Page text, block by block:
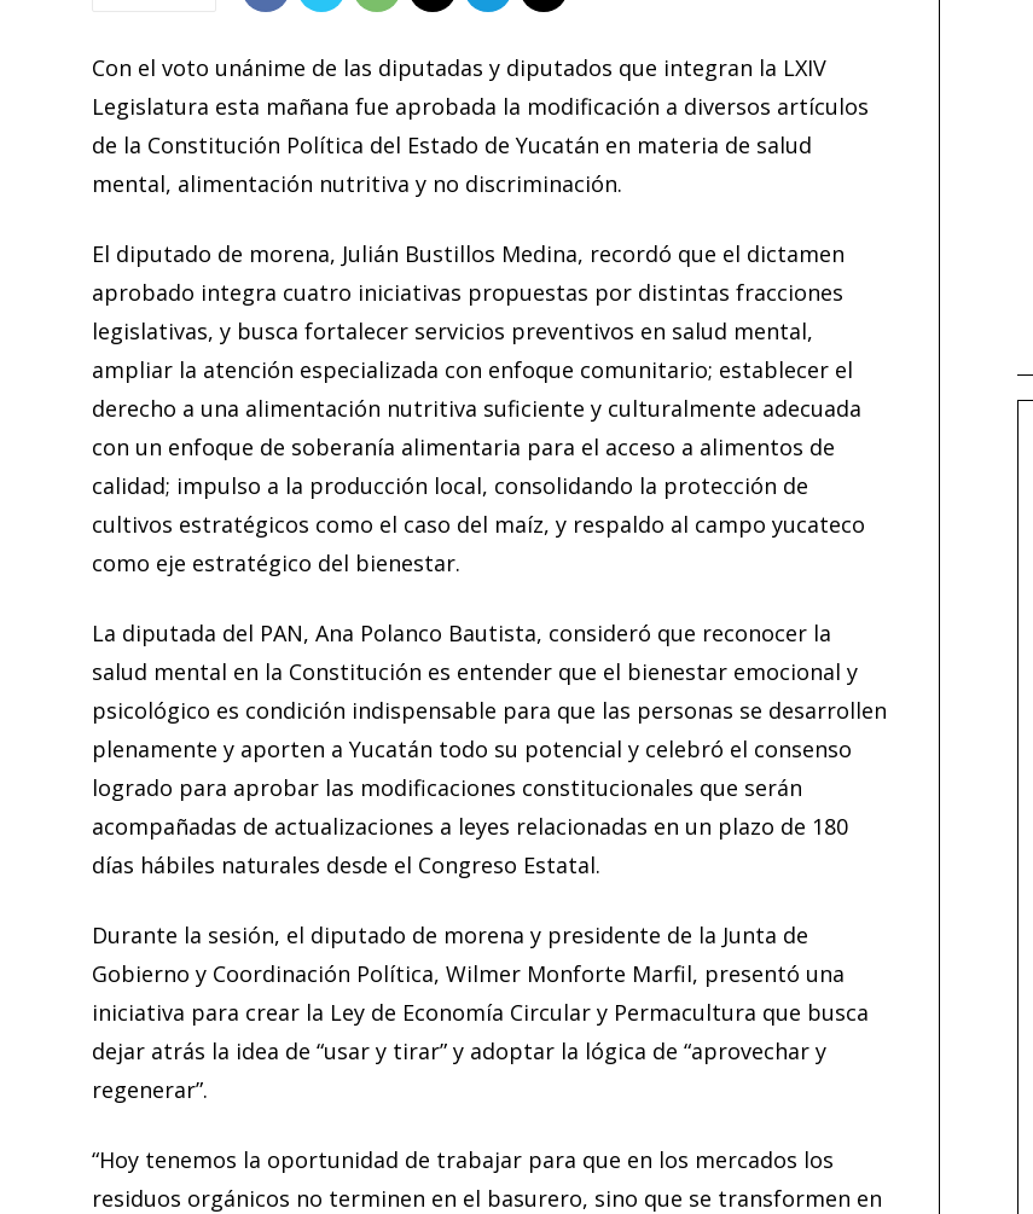
Con el voto unánime de las diputadas y diputados que integran la LXIV
Legislatura esta mañana fue aprobada la modificación a diversos artículos
de la Constitución Política del Estado de Yucatán en materia de salud
mental, alimentación nutritiva y no discriminación.
El diputado de morena, Julián Bustillos Medina, recordó que el dictamen
aprobado integra cuatro iniciativas propuestas por distintas fracciones
legislativas, y busca fortalecer servicios preventivos en salud mental,
ampliar la atención especializada con enfoque comunitario; establecer el
derecho a una alimentación nutritiva suficiente y culturalmente adecuada
con un enfoque de soberanía alimentaria para el acceso a alimentos de
calidad; impulso a la producción local, consolidando la protección de
cultivos estratégicos como el caso del maíz, y respaldo al campo yucateco
como eje estratégico del bienestar.
La diputada del PAN, Ana Polanco Bautista, consideró que reconocer la
salud mental en la Constitución es entender que el bienestar emocional y
psicológico es condición indispensable para que las personas se desarrollen
plenamente y aporten a Yucatán todo su potencial y celebró el consenso
logrado para aprobar las modificaciones constitucionales que serán
acompañadas de actualizaciones a leyes relacionadas en un plazo de 180
días hábiles naturales desde el Congreso Estatal.
Durante la sesión, el diputado de morena y presidente de la Junta de
Gobierno y Coordinación Política, Wilmer Monforte Marfil, presentó una
iniciativa para crear la Ley de Economía Circular y Permacultura que busca
dejar atrás la idea de “usar y tirar” y adoptar la lógica de “aprovechar y
regenerar”.
“Hoy tenemos la oportunidad de trabajar para que en los mercados los
residuos orgánicos no terminen en el basurero, sino que se transformen en